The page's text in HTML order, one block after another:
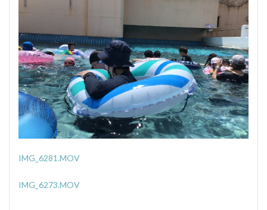
IMG_6281.MOV
IMG_6273.MOV